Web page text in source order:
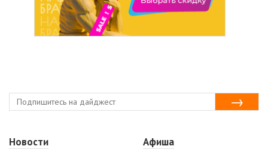
Новости
Афиша